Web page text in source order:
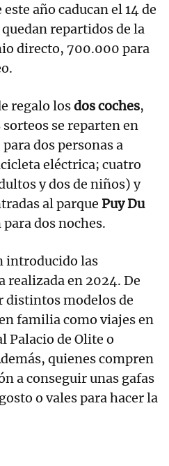
año caducan el 14 de
repartidos de la
directo, 700.000 para
regalo losdos coches,
se reparten en
dos personas a
eléctrica; cuatro
y dos de niños) y
al parque Puy Du
dos noches.
introducido las
realizada en 2024. De
distintos modelos de
familia como viajes en
Palacio de Olite o
quienes compren
a conseguir unas gafas
o vales para hacer la